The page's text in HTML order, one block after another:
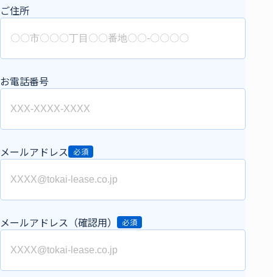
ご住所
お電話番号
メールアドレス 必須
メールアドレス（確認用） 必須